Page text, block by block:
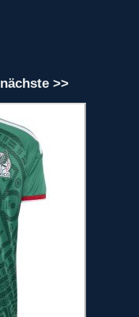
nächste >>